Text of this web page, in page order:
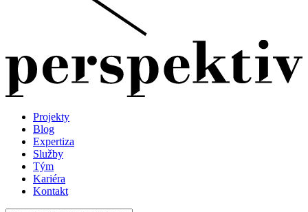
Projekty
Blog
Expertiza
Služby
Tým
Kariéra
Kontakt